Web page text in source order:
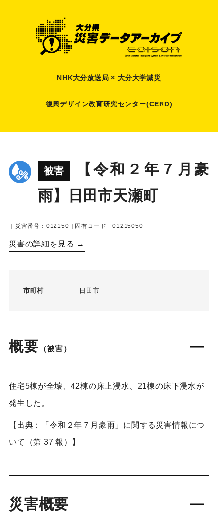
NHK大分放送局 × 大分大学減災
復興デザイン教育研究センター(CERD)
被害
【令和２年７月豪
雨】日田市天瀬町
｜災害番号：012150｜固有コード：01215050
災害の詳細を見る →
市町村 日田市
概要 （被害）
住宅5棟が全壊、42棟の床上浸水、21棟の床下浸水が
発生した。
【出典：「令和２年７月豪雨」に関する災害情報につ
いて（第 37 報）】
災害概要